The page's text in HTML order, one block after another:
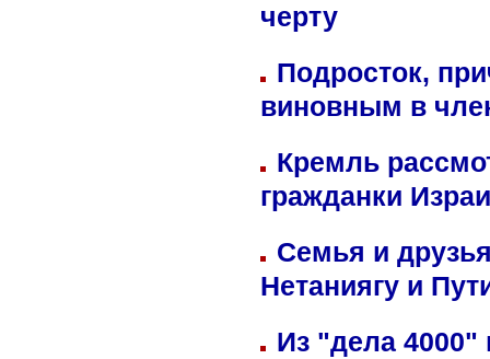
черту
Подросток,
виновным в
Кремль
гражданки
Семья и
Нетаниягу и
Из "дела 4000"